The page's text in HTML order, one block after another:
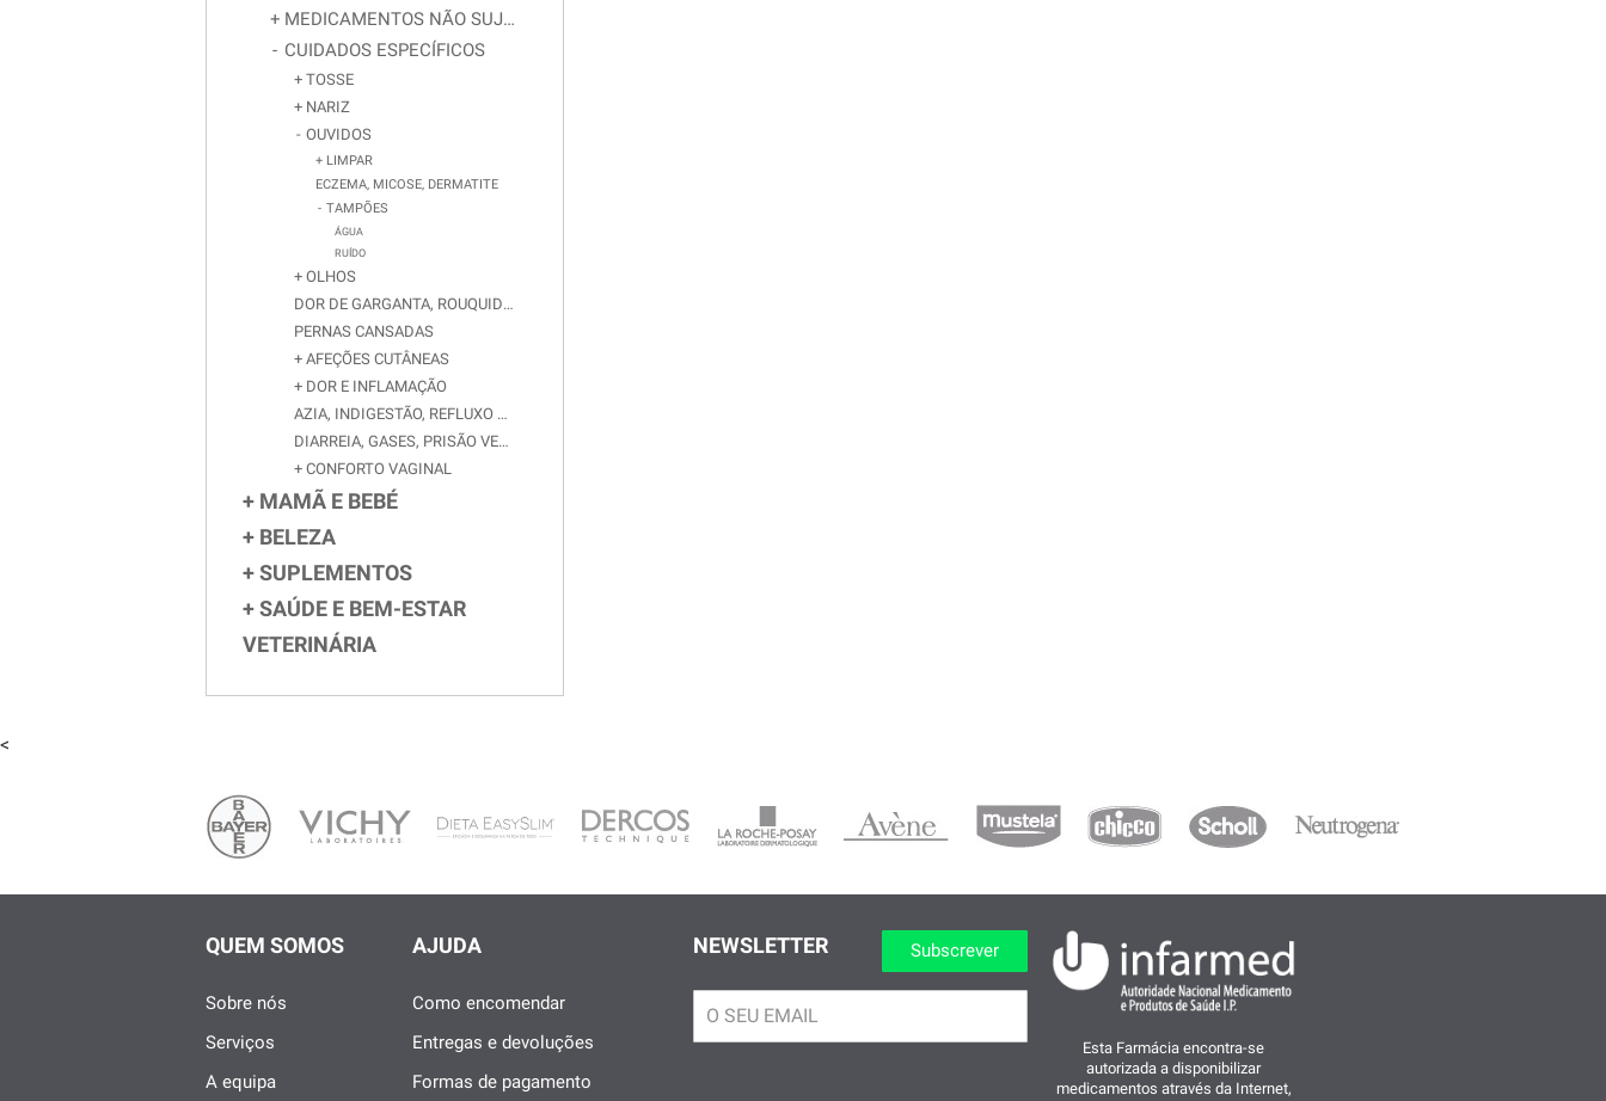
MEDICAMENTOS NÃO SUJEITOS A RECEITA MÉDICA
CUIDADOS ESPECÍFICOS
TOSSE
NARIZ
OUVIDOS
LIMPAR
ECZEMA, MICOSE, DERMATITE
TAMPÕES
ÁGUA
RUÍDO
OLHOS
DOR DE GARGANTA, ROUQUIDÃO
PERNAS CANSADAS
AFEÇÕES CUTÂNEAS
DOR E INFLAMAÇÃO
AZIA, INDIGESTÃO, REFLUXO GASTROESOFÁGICO
DIARREIA, GASES, PRISÃO VENTRE
CONFORTO VAGINAL
MAMÃ E BEBÉ
BELEZA
SUPLEMENTOS
SAÚDE E BEM-ESTAR
VETERINÁRIA
<
QUEM SOMOS
Sobre nós
Serviços
A equipa
AJUDA
Como encomendar
Entregas e devoluções
Formas de pagamento
Subscrever
NEWSLETTER
Esta Farmácia encontra-se
autorizada a disponibilizar
medicamentos através da Internet,